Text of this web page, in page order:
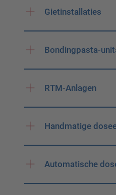
Gietinstallaties
Bondingpasta-
RTM-Anlagen
Handmatige
Automatische